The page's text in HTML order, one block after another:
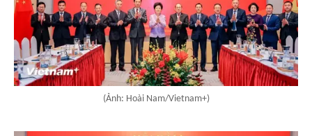
(Ảnh: Hoài Nam/Vietnam+)